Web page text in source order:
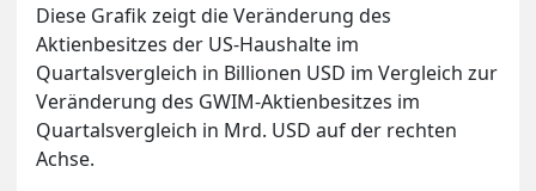
Diese Grafik zeigt die Veränderung des
Aktienbesitzes der US-Haushalte im
Quartalsvergleich in Billionen USD im Vergleich zur
Veränderung des GWIM-Aktienbesitzes im
Quartalsvergleich in Mrd. USD auf der rechten
Achse.